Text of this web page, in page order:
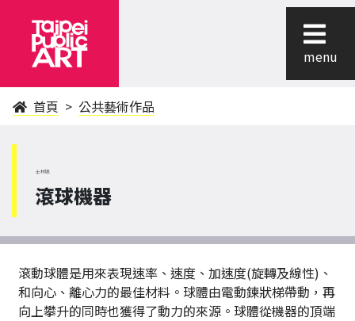
menu
首頁 公共藝術作品
士林區
滾球機器
滾動球體是用來表現速率、速度、加速度(旋轉及線性)、
和向心、離心力的最佳材料。球體由電動鍊狀梯帶動，再
向上攀升的同時也獲得了動力的來源。球體從機器的頂端